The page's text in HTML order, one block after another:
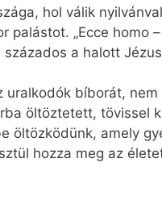
hol válik
„Ecce homo
százados a halott
bíborát,
öltöztetett, tövissel
öltözködünk, amely
hozza meg az